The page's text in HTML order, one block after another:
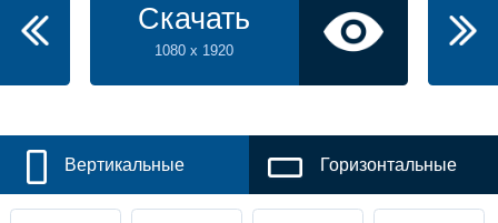
Скачать
1080 x 1920
Вертикальные Горизонтальные